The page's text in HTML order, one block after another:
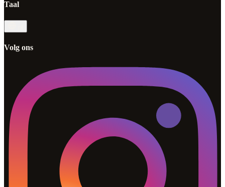
Taal
Volg ons